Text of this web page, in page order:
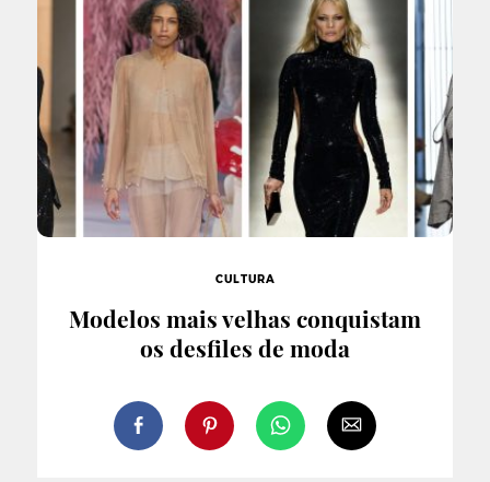
CULTURA
Modelos mais velhas conquistam
os desfiles de moda